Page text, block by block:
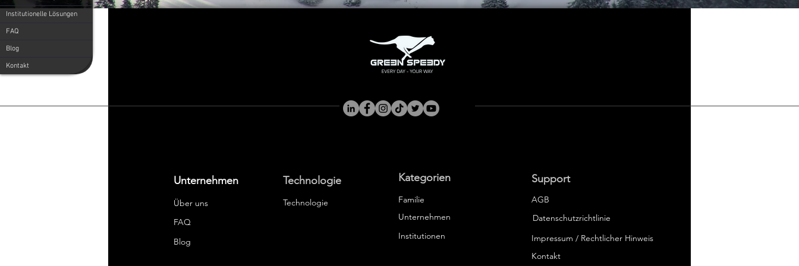
Institutionelle Lösungen
FAQ
Blog
Kontakt
Reseller
Unternehmen
Über uns
FAQ
Blog
Technologie
Technologie
Kategorien
Familie
Unternehmen
Institutionen
Support
AGB
Datenschutzrichtlinie
Impressum / Rechtlicher Hinweis
Kontakt